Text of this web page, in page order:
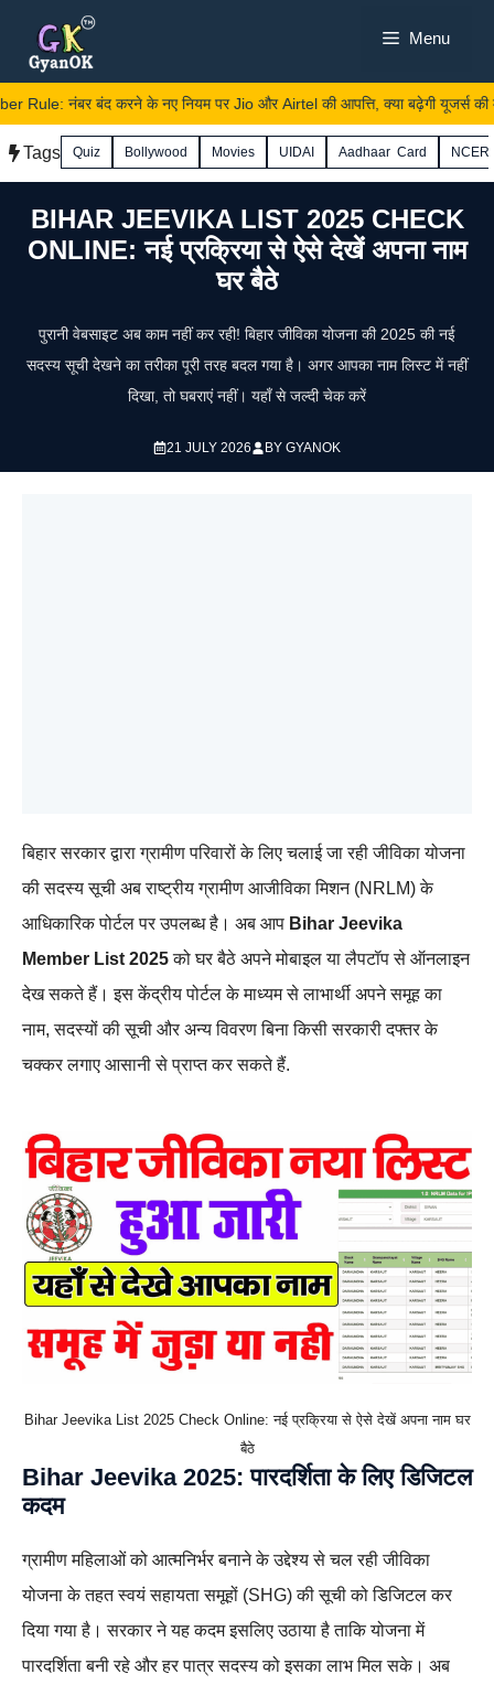
content
Menu
Rule: नंबर बंद करने के नए नियम पर Jio और Airtel की आपत्ति, क्या बढ़ेगी यूजर्स की
Tags Quiz Bollywood Movies UIDAI Aadhaar Card
BIHAR JEEVIKA LIST 2025 CHECK
ONLINE: नई प्रक्रिया से ऐसे देखें अपना नाम
घर बैठे
पुरानी वेबसाइट अब काम नहीं कर रही! बिहार जीविका योजना की 2025 की नई
सदस्य सूची देखने का तरीका पूरी तरह बदल गया है। अगर आपका नाम लिस्ट में नहीं
दिखा, तो घबराएं नहीं। यहाँ से जल्दी चेक करें
21 JULY 2026 BY GYANOK
बिहार सरकार द्वारा ग्रामीण परिवारों के लिए चलाई जा रही जीविका योजना
की सदस्य सूची अब राष्ट्रीय ग्रामीण आजीविका मिशन (NRLM) के
आधिकारिक पोर्टल पर उपलब्ध है। अब आप Bihar Jeevika
Member List 2025को घर बैठे अपने मोबाइल या लैपटॉप से ऑनलाइन
देख सकते हैं। इस केंद्रीय पोर्टल के माध्यम से लाभार्थी अपने समूह का
नाम, सदस्यों की सूची और अन्य विवरण बिना किसी सरकारी दफ्तर के
चक्कर लगाए आसानी से प्राप्त कर सकते हैं.
Bihar Jeevika List 2025 Check Online: नई प्रक्रिया से ऐसे देखें अपना नाम घर
बैठे
Bihar Jeevika 2025: पारदर्शिता के लिए डिजिटल
कदम
ग्रामीण महिलाओं को आत्मनिर्भर बनाने के उद्देश्य से चल रही जीविका
योजना के तहत स्वयं सहायता समूहों (SHG) की सूची को डिजिटल कर
दिया गया है। सरकार ने यह कदम इसलिए उठाया है ताकि योजना में
पारदर्शिता बनी रहे और हर पात्र सदस्य को इसका लाभ मिल सके। अब